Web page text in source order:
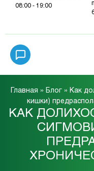
08:00 - 19:00
Главная » Блог » Как
кишки)
КАК